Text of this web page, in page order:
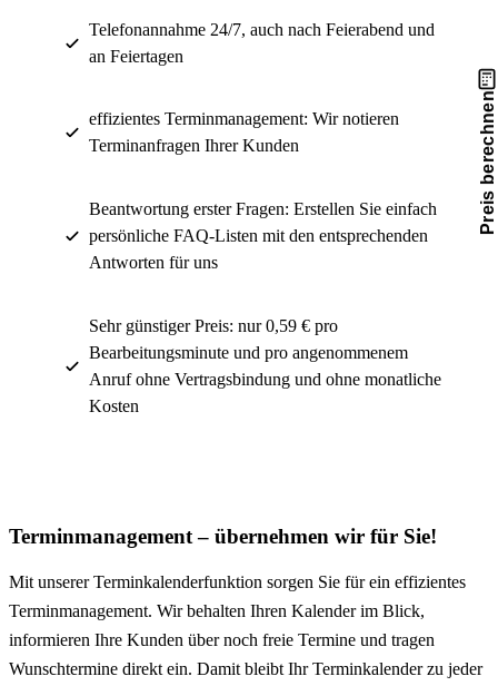
Telefonannahme 24/7, auch nach Feierabend und
an Feiertagen
effizientes Terminmanagement: Wir notieren
Terminanfragen Ihrer Kunden
Beantwortung erster Fragen: Erstellen Sie einfach
persönliche FAQ-Listen mit den entsprechenden
Antworten für uns
Sehr günstiger Preis: nur 0,59 € pro
Bearbeitungsminute und pro angenommenem
Anruf ohne Vertragsbindung und ohne monatliche
Kosten
Terminmanagement – übernehmen wir für Sie!
Mit unserer Terminkalenderfunktion sorgen Sie für ein effizientes
Terminmanagement. Wir behalten Ihren Kalender im Blick,
informieren Ihre Kunden über noch freie Termine und tragen
Wunschtermine direkt ein. Damit bleibt Ihr Terminkalender zu jeder
Preis berechnen